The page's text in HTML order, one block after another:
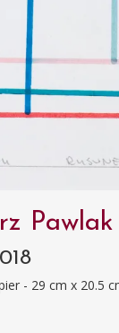
Pawlak
- 29 cm x 20.5